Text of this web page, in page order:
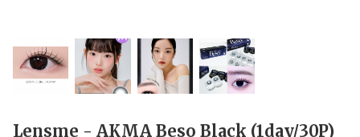
Lensme - AKMA Beso Black (1day/30P)